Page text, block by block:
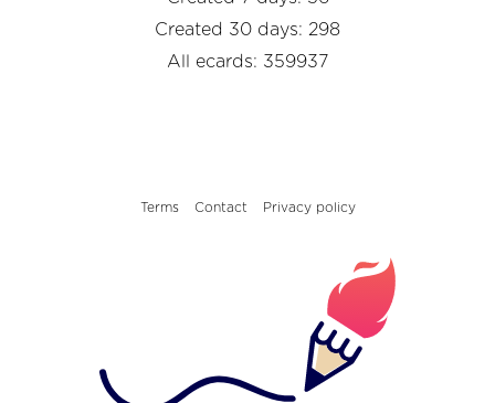
Created 30 days: 298
All ecards: 359937
Terms Contact Privacy policy